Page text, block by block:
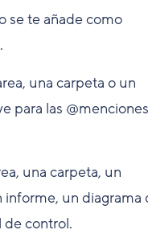
se te añade como
una carpeta o un
para las
una carpeta, un
un diagrama
de control.